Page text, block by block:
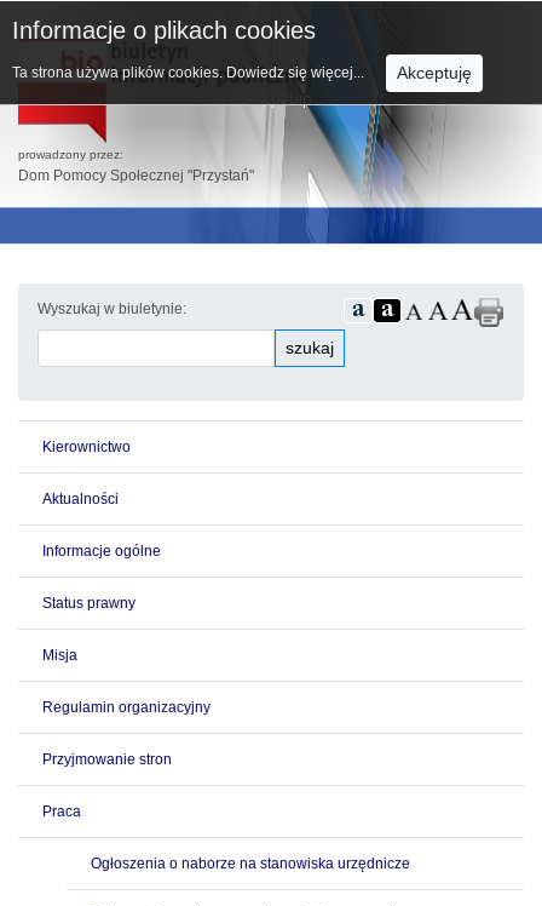
prowadzony przez:
Dom Pomocy Społecznej "Przystań"
Wyszukaj w biuletynie:
szukaj
Kierownictwo
Aktualności
Informacje ogólne
Status prawny
Misja
Regulamin organizacyjny
Przyjmowanie stron
Praca
Ogłoszenia o naborze na stanowiska urzędnicze
Informacje o plikach cookies
Ta strona używa plików cookies. Dowiedz się więcej... Akceptuję